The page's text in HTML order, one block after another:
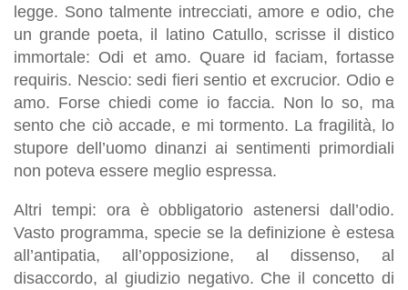
legge. Sono talmente intrecciati, amore e odio, che
un grande poeta, il latino Catullo, scrisse il distico
immortale: Odi et amo. Quare id faciam, fortasse
requiris. Nescio: sedi fieri sentio et excrucior. Odio e
amo. Forse chiedi come io faccia. Non lo so, ma
sento che ciò accade, e mi tormento. La fragilità, lo
stupore dell’uomo dinanzi ai sentimenti primordiali
non poteva essere meglio espressa.
Altri tempi: ora è obbligatorio astenersi dall’odio.
Vasto programma, specie se la definizione è estesa
all’antipatia, all’opposizione, al dissenso, al
disaccordo, al giudizio negativo. Che il concetto di